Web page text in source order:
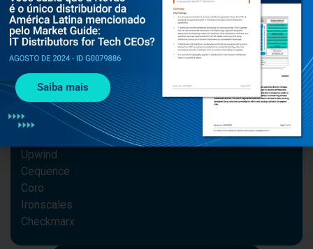
#cybercrime
#IA
Segurança na Nuvem
Checkmarx
Navegue por solução
Upwind
Cequence
Coro
Ironscales
Checkmarx
Saiba mais